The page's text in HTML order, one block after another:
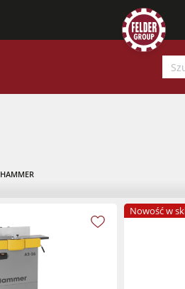
Strugarki
Pilarko-frezarki
HAMMER
Nowość w